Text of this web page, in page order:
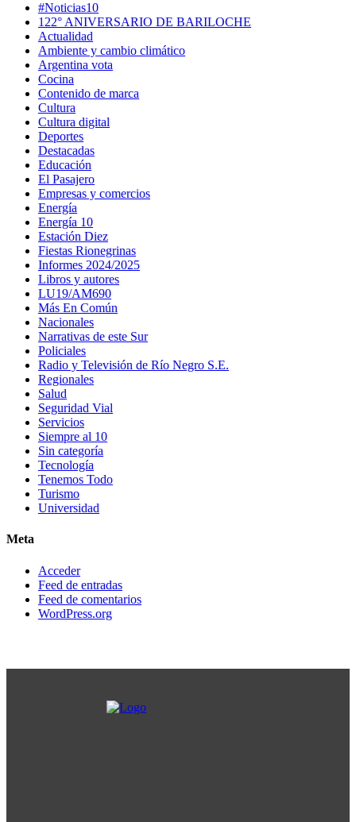
#Noticias10
122° ANIVERSARIO DE BARILOCHE
Actualidad
Ambiente y cambio climático
Argentina vota
Cocina
Contenido de marca
Cultura
Cultura digital
Deportes
Destacadas
Educación
El Pasajero
Empresas y comercios
Energía
Energía 10
Estación Diez
Fiestas Rionegrinas
Informes 2024/2025
Libros y autores
LU19/AM690
Más En Común
Nacionales
Narrativas de este Sur
Policiales
Radio y Televisión de Río Negro S.E.
Regionales
Salud
Seguridad Vial
Servicios
Siempre al 10
Sin categoría
Tecnología
Tenemos Todo
Turismo
Universidad
Meta
Acceder
Feed de entradas
Feed de comentarios
WordPress.org